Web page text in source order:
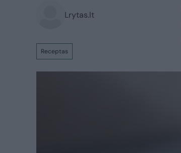
Lrytas.lt
Receptas